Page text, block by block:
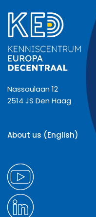
Nassaulaan 12
2514 JS Den Haag
About us (English)